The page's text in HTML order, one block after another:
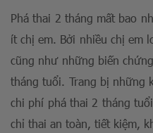
Phá thai 2 tháng mất bao
ít chị em. Bởi nhiều chị em
cũng như những biến
tháng tuổi. Trang bị những
chi phí phá thai 2 tháng
chỉ thai an toàn, tiết kiệm,